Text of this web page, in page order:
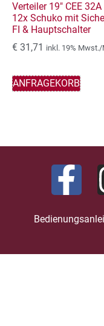
Verteiler 19″ CEE
12x Schuko mit
FI & Hauptschalter
€ 31,71 inkl. 19%
ANFRAGEKORB